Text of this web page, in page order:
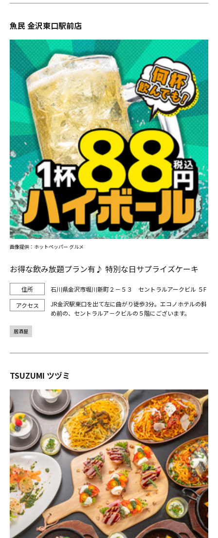
魚民 金沢東口駅前店
お得な飲み放題プラン有♪ 特別な日サプライズケーキ
石川県金沢市堀川新町２－５３ セントラルアークビル ５F
JR金沢駅東口を出て左に曲がり徒歩3分。エコノホテルの斜
め前の、セントラルア－クビルの５階にございます。
画像提供：ホットペッパー グルメ
居酒屋
TSUZUMI ツヅミ